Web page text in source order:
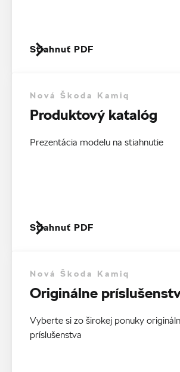
Stiahnuť PDF
Nová Škoda Kamiq
Produktový katalóg
Prezentácia modelu na stiahnutie
Stiahnuť PDF
Nová Škoda Kamiq
Originálne
Vyberte si zo širokej ponuky
príslušenstva